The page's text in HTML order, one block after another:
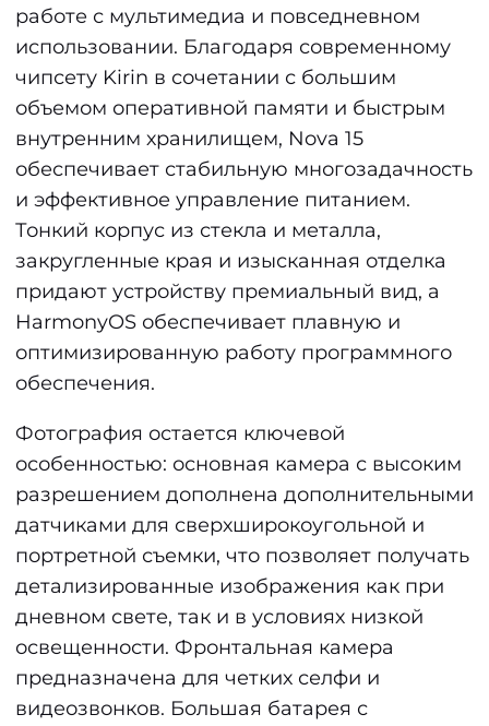
работе с мультимедиа и повседневном
использовании. Благодаря современному
чипсету Kirin в сочетании с большим
объемом оперативной памяти и быстрым
внутренним хранилищем, Nova 15
обеспечивает стабильную многозадачность
и эффективное управление питанием.
Тонкий корпус из стекла и металла,
закругленные края и изысканная отделка
придают устройству премиальный вид, а
HarmonyOS обеспечивает плавную и
оптимизированную работу программного
обеспечения.
Фотография остается ключевой
особенностью: основная камера с высоким
разрешением дополнена дополнительными
датчиками для сверхширокоугольной и
портретной съемки, что позволяет получать
детализированные изображения как при
дневном свете, так и в условиях низкой
освещенности. Фронтальная камера
предназначена для четких селфи и
видеозвонков. Большая батарея с